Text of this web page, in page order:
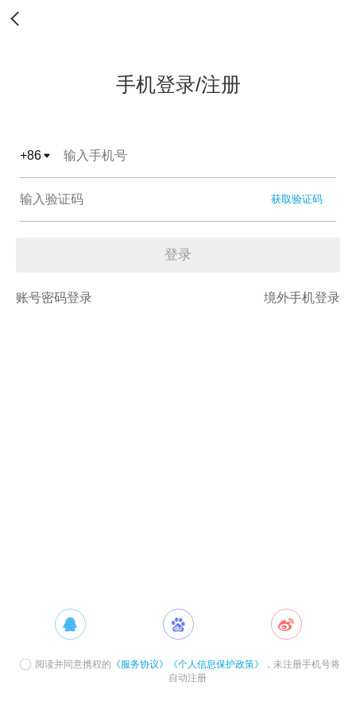
手机登录/注册
+86
获取验证码
登录
账号密码登录 境外手机登录
阅读并同意携程的 《服务协议》 《个人信息保护政策》
，未注册手机号将
自动注册